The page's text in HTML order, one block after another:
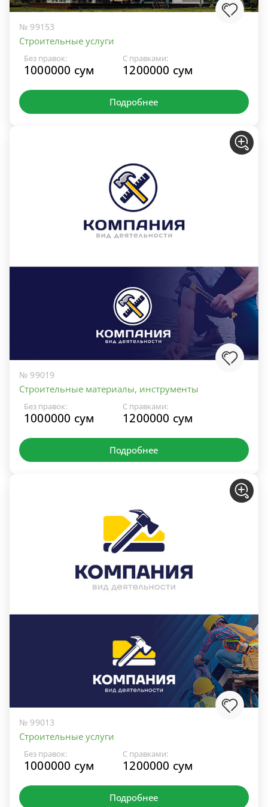
№ 99153
Строительные услуги
Без правок:
1000000 сум
С правками:
1200000 сум
Подробнее
№ 99019
Строительные материалы, инструменты
Без правок:
1000000 сум
С правками:
1200000 сум
Подробнее
№ 99013
Строительные услуги
Без правок:
1000000 сум
С правками:
1200000 сум
Подробнее